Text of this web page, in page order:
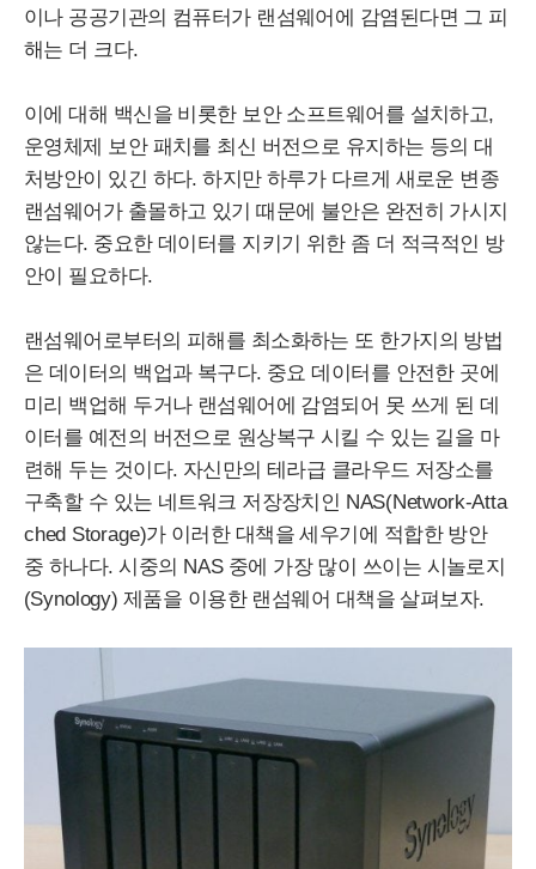
이나 공공기관의 컴퓨터가 랜섬웨어에 감염된다면 그 피
해는 더 크다.
이에 대해 백신을 비롯한 보안 소프트웨어를 설치하고,
운영체제 보안 패치를 최신 버전으로 유지하는 등의 대
처방안이 있긴 하다. 하지만 하루가 다르게 새로운 변종
랜섬웨어가 출몰하고 있기 때문에 불안은 완전히 가시지
않는다. 중요한 데이터를 지키기 위한 좀 더 적극적인 방
안이 필요하다.
랜섬웨어로부터의 피해를 최소화하는 또 한가지의 방법
은 데이터의 백업과 복구다. 중요 데이터를 안전한 곳에
미리 백업해 두거나 랜섬웨어에 감염되어 못 쓰게 된 데
이터를 예전의 버전으로 원상복구 시킬 수 있는 길을 마
련해 두는 것이다. 자신만의 테라급 클라우드 저장소를
구축할 수 있는 네트워크 저장장치인 NAS(Network-Atta
ched Storage)가 이러한 대책을 세우기에 적합한 방안
중 하나다. 시중의 NAS중에 가장 많이 쓰이는 시놀로지
(Synology) 제품을 이용한 랜섬웨어 대책을 살펴보자.